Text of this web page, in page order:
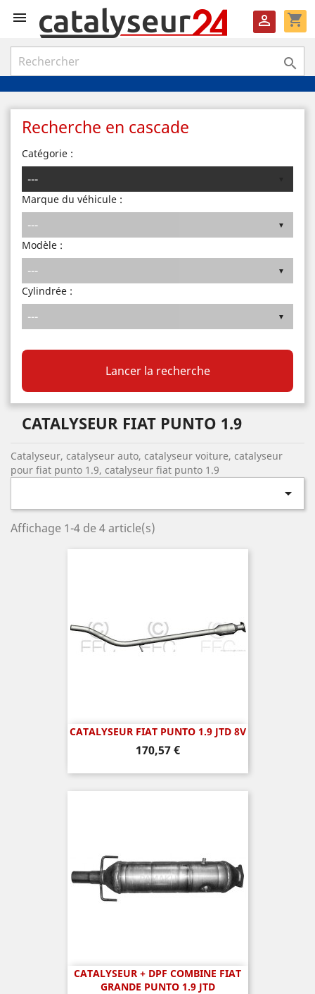
 shopping_cart


Recherche en cascade
Catégorie :
Marque du véhicule :
Modèle :
Cylindrée :
Lancer la recherche
CATALYSEUR FIAT PUNTO 1.9
Catalyseur, catalyseur auto, catalyseur voiture, catalyseur
pour fiat punto 1.9, catalyseur fiat punto 1.9

Affichage 1-4 de 4 article(s)
CATALYSEUR FIAT PUNTO 1.9 JTD 8V
Prix
170,57 €
CATALYSEUR + DPF COMBINE FIAT
GRANDE PUNTO 1.9 JTD